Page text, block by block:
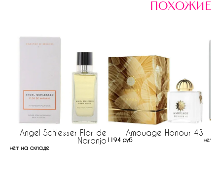
похожие
Angel Schlesser Flor de
Naranjo
нет на складе
Amouage Honour 43
1194 руб нет